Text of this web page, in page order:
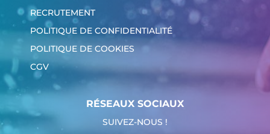
RECRUTEMENT
POLITIQUE DE CONFIDENTIALITÉ
POLITIQUE DE COOKIES
CGV
RÉSEAUX SOCIAUX
SUIVEZ-NOUS !